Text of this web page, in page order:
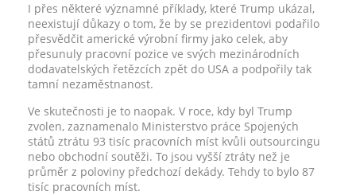
I přes některé významné příklady, které Trump ukázal,
neexistují důkazy o tom, že by se prezidentovi podařilo
přesvědčit americké výrobní firmy jako celek, aby
přesunuly pracovní pozice ve svých mezinárodních
dodavatelských řetězcích zpět do USA a podpořily tak
tamní nezaměstnanost.
Ve skutečnosti je to naopak. V roce, kdy byl Trump
zvolen, zaznamenalo Ministerstvo práce Spojených
států ztrátu 93 tisíc pracovních míst kvůli outsourcingu
nebo obchodní soutěži. To jsou vyšší ztráty než je
průměr z poloviny předchozí dekády. Tehdy to bylo 87
tisíc pracovních míst.